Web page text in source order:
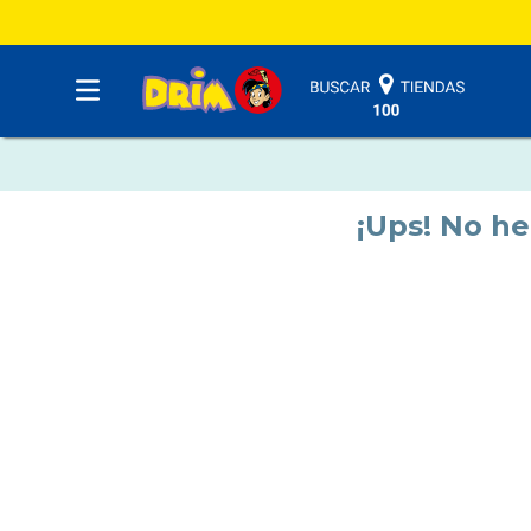
¡Ups! No